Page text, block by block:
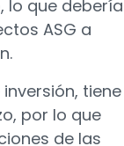
lo que debería
ASG a
tiene
por lo que
de las